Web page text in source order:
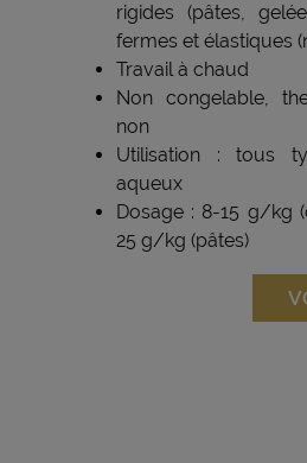
rigides (pâtes,
fermes et élastiques
Travail à chaud
Non congelable,
non
Utilisation : tous
aqueux
Dosage : 8-15 g/kg
25 g/kg (pâtes)